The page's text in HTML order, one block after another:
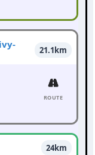
21.1km
ROUTE
24km